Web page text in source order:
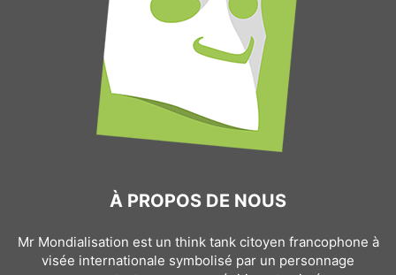
À PROPOS DE NOUS
Mr Mondialisation est un think tank citoyen francophone à
visée internationale symbolisé par un personnage